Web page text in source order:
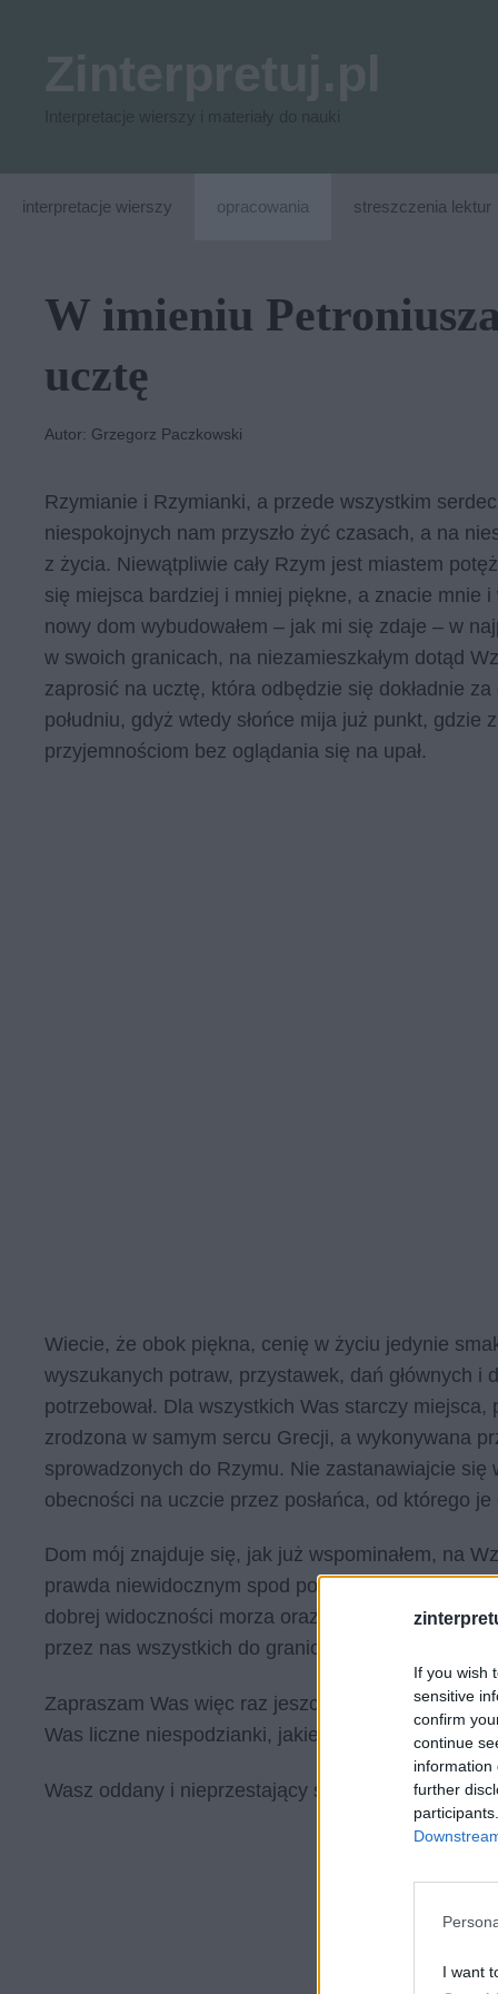
If you wish
sensitive
confirm
continue
information
further
I want
interpretacje wierszy opracowania streszczenia lektur
W imieniu
ucztę
Autor: Grzegorz Paczkowski
Rzymianie i Rzymianki, a przede wszystkim
niespokojnych nam przyszło żyć czasach, a na
z życia. Niewątpliwie cały Rzym jest miastem
się miejsca bardziej i mniej piękne, a znacie mnie
nowy dom wybudowałem – jak mi się zdaje – w
w swoich granicach, na niezamieszkałym dotąd
zaprosić na ucztę, która odbędzie się dokładnie
południu, gdyż wtedy słońce mija już punkt,
przyjemnościom bez oglądania się na upał.
Wiecie, że obok piękna, cenię w życiu jedynie
wyszukanych potraw, przystawek, dań głównych i
potrzebował. Dla wszystkich Was starczy
zrodzona w samym sercu Grecji, a wykonywana
sprowadzonych do Rzymu. Nie zastanawiajcie się
obecności na uczcie przez posłańca, od którego je
Dom mój znajduje się, jak już wspominałem, na
prawda niewidocznym spod podnóża góry, lecz
dobrej widoczności morza oraz pięknej panoramie
przez nas wszystkich do granic dobrego smaku
Zapraszam Was więc raz jeszcze, nie zawiedźcie
Was liczne niespodzianki, jakie przygotowałem na
Wasz oddany i nieprzestający się kłaniać z